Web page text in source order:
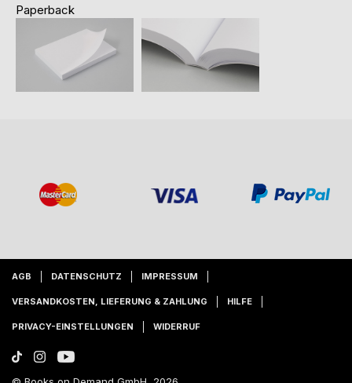
Paperback
AGB DATENSCHUTZ IMPRESSUM
VERSANDKOSTEN, LIEFERUNG & ZAHLUNG HILFE
PRIVACY-EINSTELLUNGEN WIDERRUF